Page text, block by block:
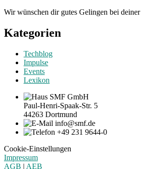
Wir wünschen dir gutes Gelingen bei
Kategorien
Techblog
Impulse
Events
Lexikon
SMF GmbH
Paul-Henri-Spaak-Str. 5
44263 Dortmund
info@smf.de
+49 231 9644-0
Cookie-Einstellungen
Impressum
AGB | AEB